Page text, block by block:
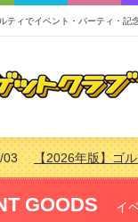
ティでイベント・パーティ・記
03【2026年版】ゴ
15【2026年版】ビ
03【2026年版】ゴ
16【2026年版】結
GOODS イ